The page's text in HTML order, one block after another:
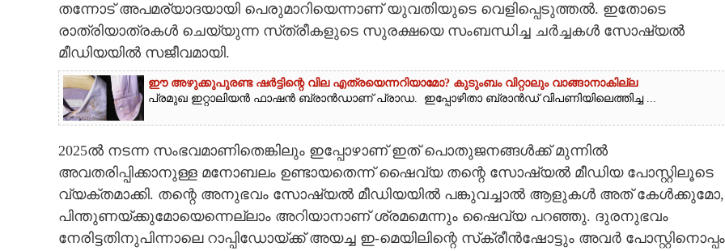
തന്നോട് അപമര്യാദയായി പെരുമാറിയെന്നാണ് യുവതിയുടെ വെളിപ്പെടുത്തൽ. ഇതോടെ
രാത്രിയാത്രകൾ ചെയ്യുന്ന സ്‌ത്രീകളുടെ സുരക്ഷയെ സംബന്ധിച്ച ചർച്ചകൾ സോഷ്യൽ
മീഡിയയിൽ സജീവമായി.
ഈ അഴുക്കുപുരണ്ട ഷർട്ടിന്റെ വില എത്രയെന്നറിയാമോ? കുടുംബം വിറ്റാലും വാങ്ങാനാകില്ല
പ്രമുഖ ഇറ്റാലിയൻ ഫാഷൻ ബ്രാൻഡാണ് പ്രാഡ. ഇപ്പോഴിതാ ബ്രാൻഡ് വിപണിയിലെത്തിച്ച ...
2025ൽ നടന്ന സംഭവമാണിതെങ്കിലും ഇപ്പോഴാണ് ഇത് പൊതുജനങ്ങൾക്ക് മുന്നിൽ
അവതരിപ്പിക്കാനുള്ള മനോബലം ഉണ്ടായതെന്ന് ഷൈവ്യ തന്റെ സോഷ്യൽ മീഡിയ പോസ്റ്റിലൂടെ
വ്യക്തമാക്കി. തന്റെ അനുഭവം സോഷ്യൽ മീഡിയയിൽ പങ്കുവച്ചാൽ ആളുകൾ അത് കേൾക്കുമോ,
പിന്തുണയ്‌ക്കുമോയെന്നെല്ലാം അറിയാനാണ് ശ്രമമെന്നും ഷൈവ്യ പറഞ്ഞു. ദുരനുഭവം
നേരിട്ടതിനുപിന്നാലെ റാപ്പിഡോയ്‌ക്ക് അയച്ച ഇ-മെയിലിന്റെ സ്‌ക്രീൻഷോട്ടും അവർ പോസ്റ്റിനൊപ്പം